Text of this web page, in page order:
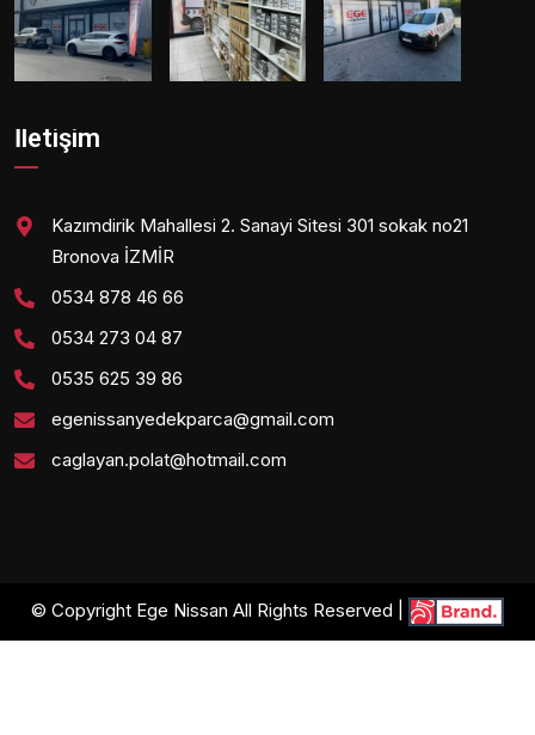
İletişim
Kazımdirik Mahallesi 2. Sanayi Sitesi 301 sokak no21
Bronova İZMİR
0534 878 46 66
0534 273 04 87
0535 625 39 86
egenissanyedekparca@gmail.com
caglayan.polat@hotmail.com
© Copyright Ege Nissan All Rights Reserved |